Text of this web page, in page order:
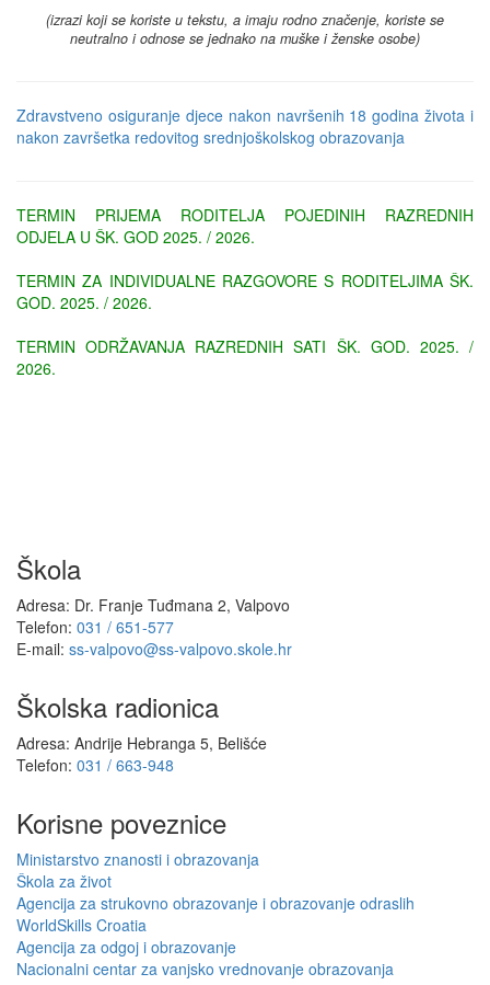
(izrazi koji se koriste u tekstu, a imaju rodno značenje, koriste se
neutralno i odnose se jednako na muške i ženske osobe)
Zdravstveno osiguranje djece nakon navršenih 18 godina života i
nakon završetka redovitog srednjoškolskog obrazovanja
TERMIN PRIJEMA RODITELJA POJEDINIH RAZREDNIH
ODJELA U ŠK. GOD 2025. / 2026.
TERMIN ZA INDIVIDUALNE RAZGOVORE S RODITELJIMA ŠK.
GOD. 2025. / 2026.
TERMIN ODRŽAVANJA RAZREDNIH SATI ŠK. GOD. 2025. /
2026.
Škola
Adresa: Dr. Franje Tuđmana 2, Valpovo
Telefon: 031 / 651-577
E-mail: ss-valpovo@ss-valpovo.skole.hr
Školska radionica
Adresa: Andrije Hebranga 5, Belišće
Telefon: 031 / 663-948
Korisne poveznice
Ministarstvo znanosti i obrazovanja
Škola za život
Agencija za strukovno obrazovanje i obrazovanje odraslih
WorldSkills Croatia
Agencija za odgoj i obrazovanje
Nacionalni centar za vanjsko vrednovanje obrazovanja